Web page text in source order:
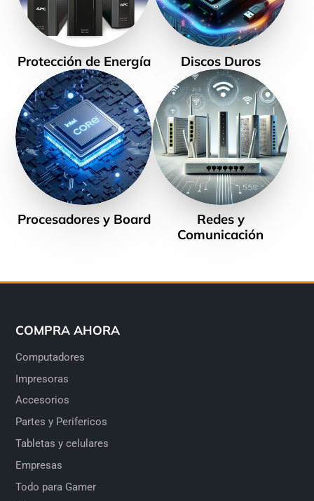
Protección de Energía Discos Duros
Procesadores y Board
Redes y
Comunicación
COMPRA AHORA
Computadores
Impresoras
Accesorios
Partes y Perifericos
Tabletas y celulares
Empresas
Todo para Gamer